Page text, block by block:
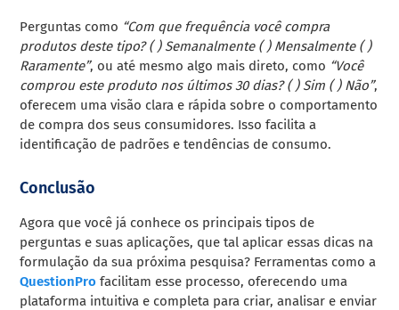
Perguntas como “Com que frequência você compra
produtos deste tipo? ( ) Semanalmente ( ) Mensalmente ( )
Raramente”, ou até mesmo algo mais direto, como “Você
comprou este produto nos últimos 30 dias? ( ) Sim ( ) Não”,
oferecem uma visão clara e rápida sobre o comportamento
de compra dos seus consumidores. Isso facilita a
identificação de padrões e tendências de consumo.
Conclusão
Agora que você já conhece os principais tipos de
perguntas e suas aplicações, que tal aplicar essas dicas na
formulação da sua próxima pesquisa? Ferramentas como a
QuestionPro facilitam esse processo, oferecendo uma
plataforma intuitiva e completa para criar, analisar e enviar